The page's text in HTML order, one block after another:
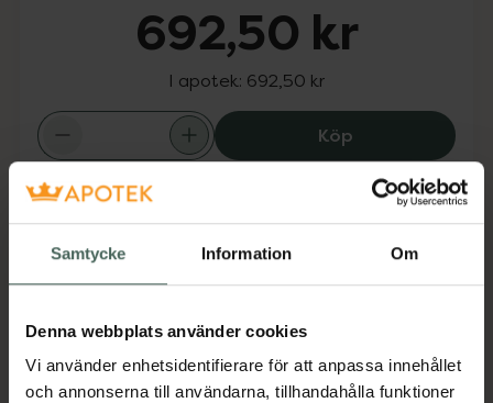
Samtycke Information Om
Denna webbplats använder cookies
Vi använder enhetsidentifierare för att anpassa innehållet
och annonserna till användarna, tillhandahålla funktioner
692,50 kr
I apotek: 692,50 kr
KöpModerma Flex
Snabba leveranser
Aktuella erbjudanden
Beskrivning Dölj